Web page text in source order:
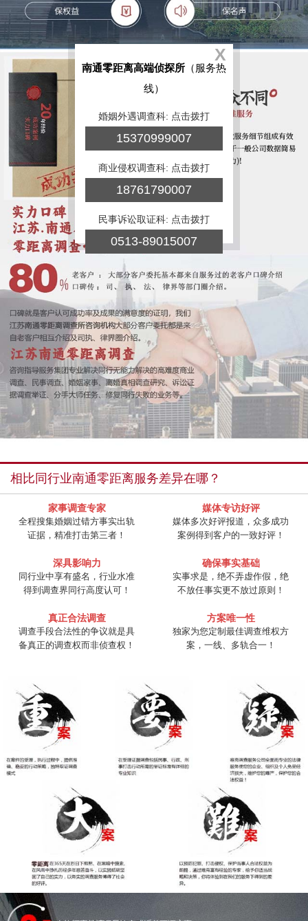
相比同行业南通零距离服务差异在哪？
家事调查专家
全程搜集婚姻过错方事实出轨
证据，精准打击第三者！
媒体专访好评
媒体多次好评报道，众多成功
案例得到客户的一致好评！
深具影响力
同行业中享有盛名，行业水准
得到调查界同行高度认可！
确保事实基础
实事求是，绝不弄虚作假，绝
不放任事实更不放过原则！
真正合法调查
调查手段合法性的争议就是具
备真正的调查权而非侦查权！
方案唯一性
独家为您定制最佳调查维权方
案，一线、多轨合一！
X
南通零距离高端侦探所 （服务热
线）
婚姻外遇调查科: 点击拨打
15370999007
商业侵权调查科: 点击拨打
18761790007
民事诉讼取证科: 点击拨打
0513-89015007